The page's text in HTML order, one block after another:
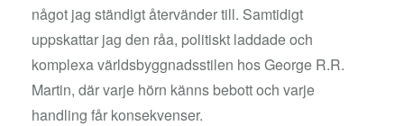
något jag ständigt återvänder till. Samtidigt
uppskattar jag den råa, politiskt laddade och
komplexa världsbyggnadsstilen hos George R.R.
Martin, där varje hörn känns bebott och varje
handling får konsekvenser.